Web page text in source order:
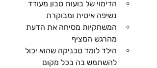
הדימוי של בועות סבון מעודד
נשיפה איטית ומבוקרת
המשחקיות מסיחה את הדעת
מהרגש המציף
הילד לומד טכניקה שהוא יכול
להשתמש בה בכל מקום